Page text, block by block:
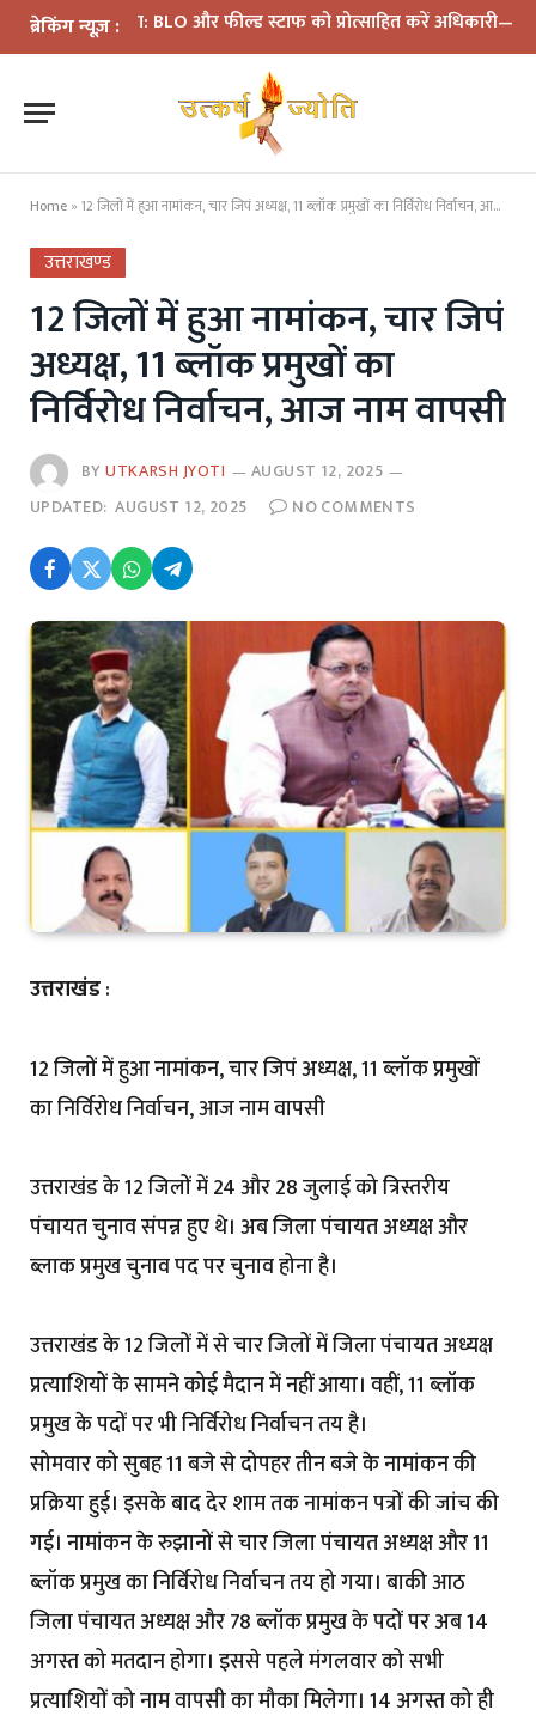
ब्रेकिंग न्यूज़ :
समीक्षा: BLO और फील्ड स्टाफ को प्रोत्साहित करें अधिकारी—मुख्य
Home » 12 जिलों में हुआ नामांकन, चार जिपं अध्यक्ष, 11 ब्लॉक प्रमुखों का निर्विरोध निर्वाचन, आज नाम वापसी
उत्तराखण्ड
12 जिलों में हुआ नामांकन, चार जिपं
अध्यक्ष, 11 ब्लॉक प्रमुखों का
निर्विरोध निर्वाचन, आज नाम वापसी
BYUTKARSH JYOTI
AUGUST 12, 2025
UPDATED: AUGUST 12, 2025 NO COMMENTS
उत्तराखंड:
12 जिलों में हुआ नामांकन, चार जिपं अध्यक्ष, 11 ब्लॉक प्रमुखों
का निर्विरोध निर्वाचन, आज नाम वापसी
उत्तराखंड के 12 जिलों में 24 और 28 जुलाई को त्रिस्तरीय
पंचायत चुनाव संपन्न हुए थे। अब जिला पंचायत अध्यक्ष और
ब्लाक प्रमुख चुनाव पद पर चुनाव होना है।
उत्तराखंड के 12 जिलों में से चार जिलों में जिला पंचायत अध्यक्ष
प्रत्याशियों के सामने कोई मैदान में नहीं आया। वहीं, 11 ब्लॉक
प्रमुख के पदों पर भी निर्विरोध निर्वाचन तय है।
सोमवार को सुबह 11 बजे से दोपहर तीन बजे के नामांकन की
प्रक्रिया हुई। इसके बाद देर शाम तक नामांकन पत्रों की जांच की
गई। नामांकन के रुझानों से चार जिला पंचायत अध्यक्ष और 11
ब्लॉक प्रमुख का निर्विरोध निर्वाचन तय हो गया। बाकी आठ
जिला पंचायत अध्यक्ष और 78 ब्लॉक प्रमुख के पदों पर अब 14
अगस्त को मतदान होगा। इससे पहले मंगलवार को सभी
प्रत्याशियों को नाम वापसी का मौका मिलेगा। 14 अगस्त को ही